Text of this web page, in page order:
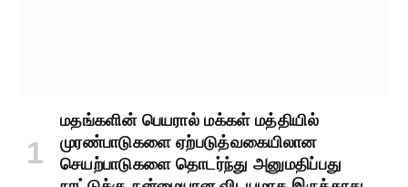
மதங்களின் பெயரால் மக்கள் மத்தியில்
முரண்பாடுகளை ஏற்படுத்வகையிலான
செயற்பாடுகளை தொடர்ந்து அனுமதிப்பது